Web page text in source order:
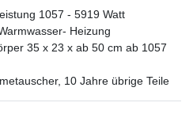
1057 - 5919 Watt
Heizung
35 x 23 x ab 50 cm ab 1057
10 Jahre übrige Teile